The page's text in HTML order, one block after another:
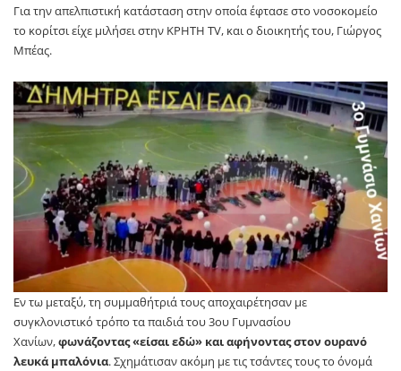
Για την απελπιστική κατάσταση στην οποία έφτασε στο νοσοκομείο
το κορίτσι είχε μιλήσει στην ΚΡΗΤΗ TV, και ο διοικητής του, Γιώργος
Μπέας.
Εν τω μεταξύ, τη συμμαθήτριά τους αποχαιρέτησαν με
συγκλονιστικό τρόπο τα παιδιά του 3ου Γυμνασίου
Χανίων,φωνάζοντας «είσαι εδώ» και αφήνοντας στον ουρανό
λευκά μπαλόνια. Σχημάτισαν ακόμη με τις τσάντες τους το όνομά